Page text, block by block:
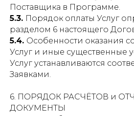
Поставщика в Программе.
5.3. Порядок оплаты Услуг
разделом 6 настоящего
5.4. Особенности оказания
Услуг и иные существенные
Услуг устанавливаются
Заявками.
6. ПОРЯДОК РАСЧЁТОВ и
ДОКУМЕНТЫ